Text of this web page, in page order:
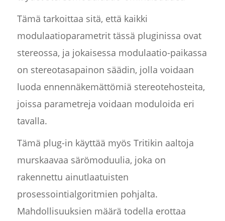
Tämä tarkoittaa sitä, että kaikki
modulaatioparametrit tässä pluginissa ovat
stereossa, ja jokaisessa modulaatio-paikassa
on stereotasapainon säädin, jolla voidaan
luoda ennennäkemättömiä stereotehosteita,
joissa parametreja voidaan moduloida eri
tavalla.
Tämä plug-in käyttää myös Tritikin aaltoja
murskaavaa särömoduulia, joka on
rakennettu ainutlaatuisten
prosessointialgoritmien pohjalta.
Mahdollisuuksien määrä todella erottaa